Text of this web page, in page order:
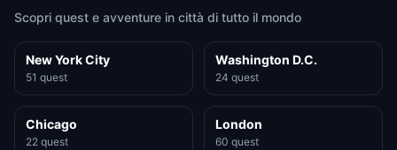
Scopri quest e avventure in città di tutto il mondo
New York City
51 quest
Washington D.C.
24 quest
Chicago
22 quest
London
60 quest